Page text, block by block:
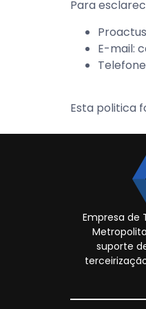
Para
E-mail:
Esta politica
Empresa de
suporte